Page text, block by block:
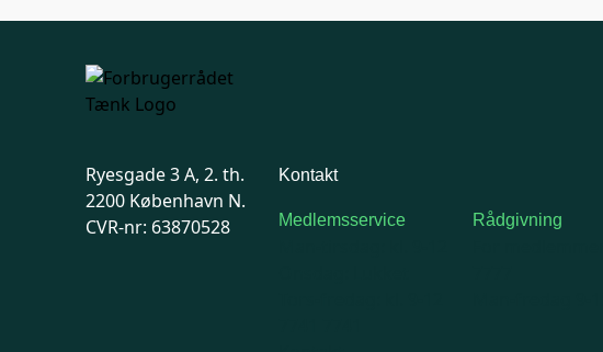
Ryesgade 3 A, 2. th.
2200 København N.
CVR-nr: 63870528
Kontakt
Medlemsservice Rådgivning